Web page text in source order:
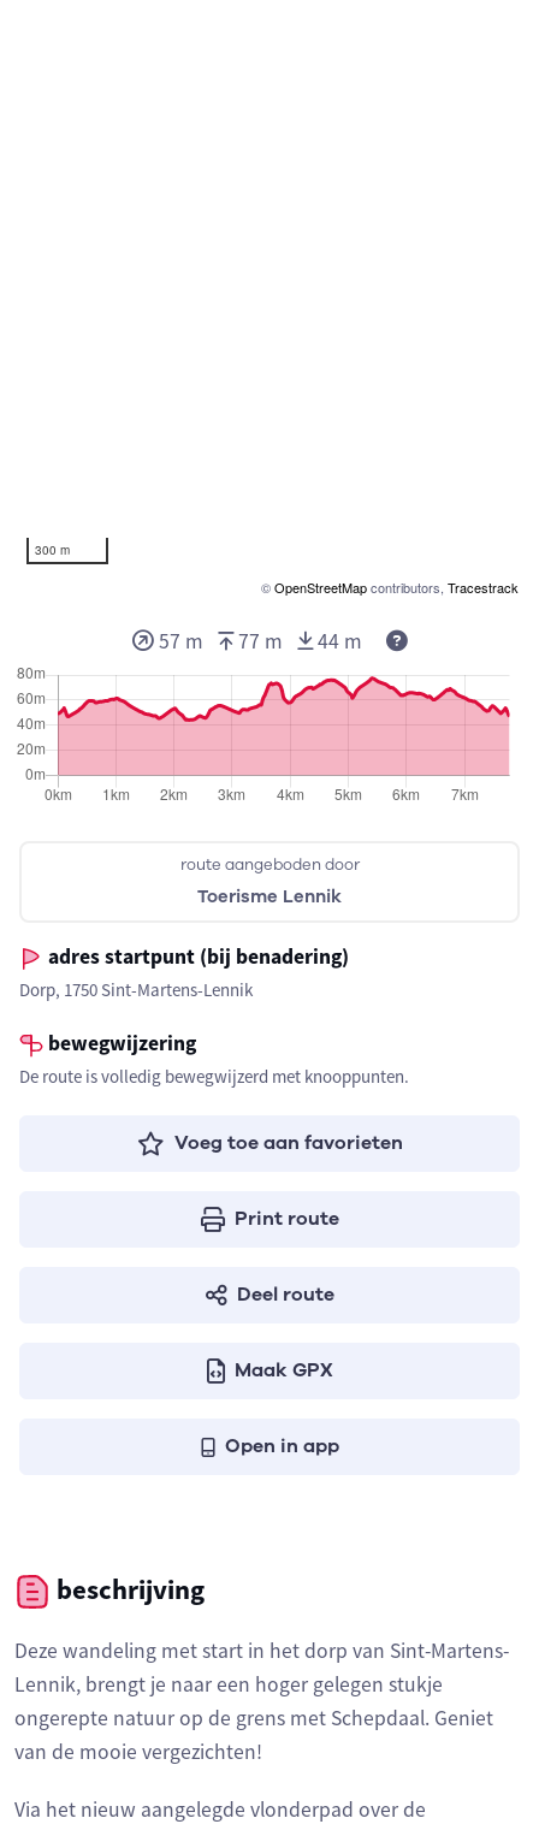
300 m
©OpenStreetMapcontributors, Tracestrack
route aangeboden door
Toerisme Lennik
adres startpunt (bij benadering)
Dorp, 1750 Sint-Martens-Lennik
bewegwijzering
De route is volledig bewegwijzerd met knooppunten.
Voeg toe aan favorieten
Print route
Deel route
Maak GPX
Open in app
57 m 77 m 44 m Deze
beschrijving
Deze wandeling met start in het dorp van Sint-Martens-
Lennik, brengt je naar een hoger gelegen stukje
ongerepte natuur op de grens met Schepdaal. Geniet
van de mooie vergezichten!
Via het nieuw aangelegde vlonderpad over de